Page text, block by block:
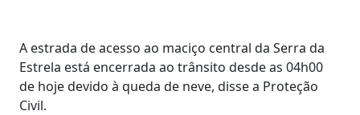
A estrada de acesso ao maciço central da Serra da
Estrela está encerrada ao trânsito desde as 04h00
de hoje devido à queda de neve, disse a Proteção
Civil.